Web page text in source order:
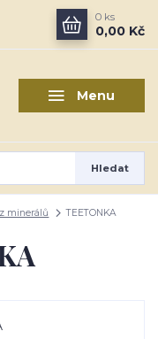
Menu
Hledat
0 ks
0,00 Kč
minerálů TEETONKA